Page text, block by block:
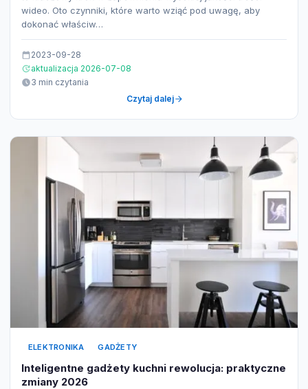
wideo. Oto czynniki, które warto wziąć pod uwagę, aby
dokonać właściw…
2023-09-28
aktualizacja 2026-07-08
3 min czytania
Czytaj dalej
ELEKTRONIKA GADŻETY
Inteligentne gadżety kuchni rewolucja: praktyczne
zmiany 2026